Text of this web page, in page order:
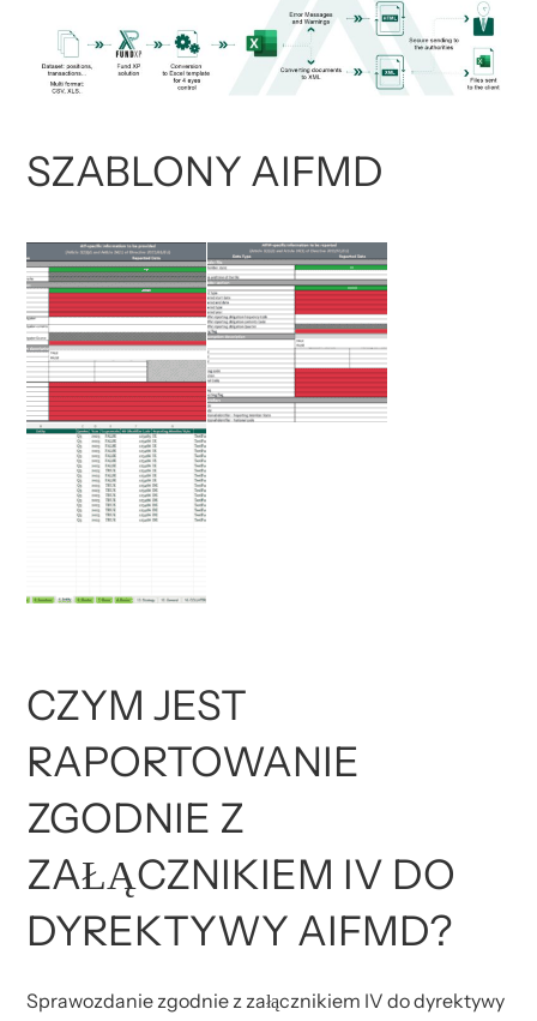
SZABLONY AIFMD
CZYM JEST
RAPORTOWANIE
ZGODNIE Z
ZAŁĄCZNIKIEM IV DO
DYREKTYWY AIFMD?
Sprawozdanie zgodnie z załącznikiem IV do dyrektywy